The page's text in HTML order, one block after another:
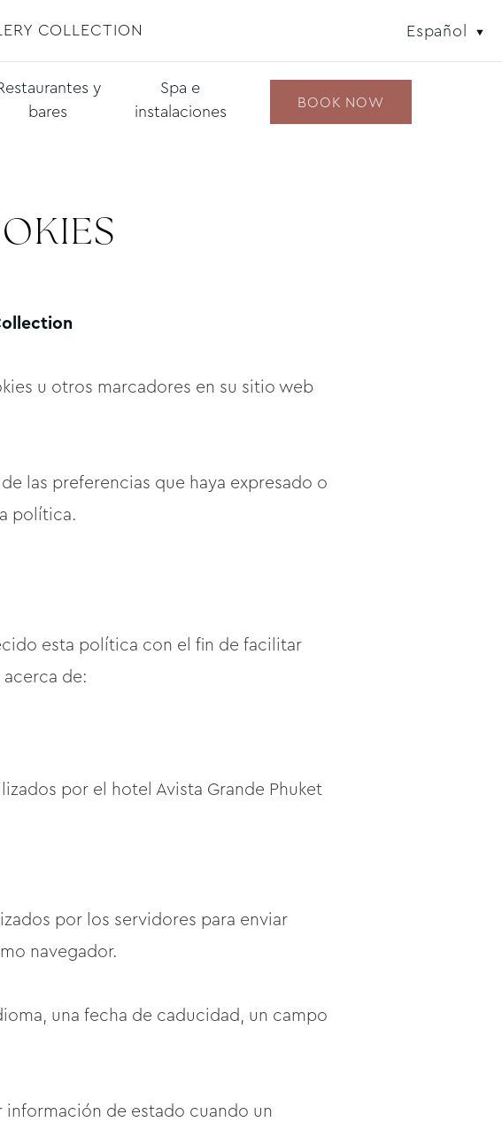
COLLECTION Español
y
bares
Spa e
instalaciones
BOOK NOW
u otros marcadores en su sitio web
las preferencias que haya expresado o
política.
esta política con el fin de facilitar
de:
por el hotel Avista Grande Phuket
por los servidores para enviar
navegador.
una fecha de caducidad, un campo
información de estado cuando un